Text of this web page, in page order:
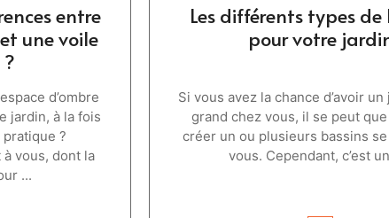
entre
une voile
d’ombre
jardin, à la fois
?
vous, dont la
...
Les différents types de
pour votre
Si vous avez la chance d’avoir
grand chez vous, il se peut que
créer un ou plusieurs bassins
vous. Cependant, c’est